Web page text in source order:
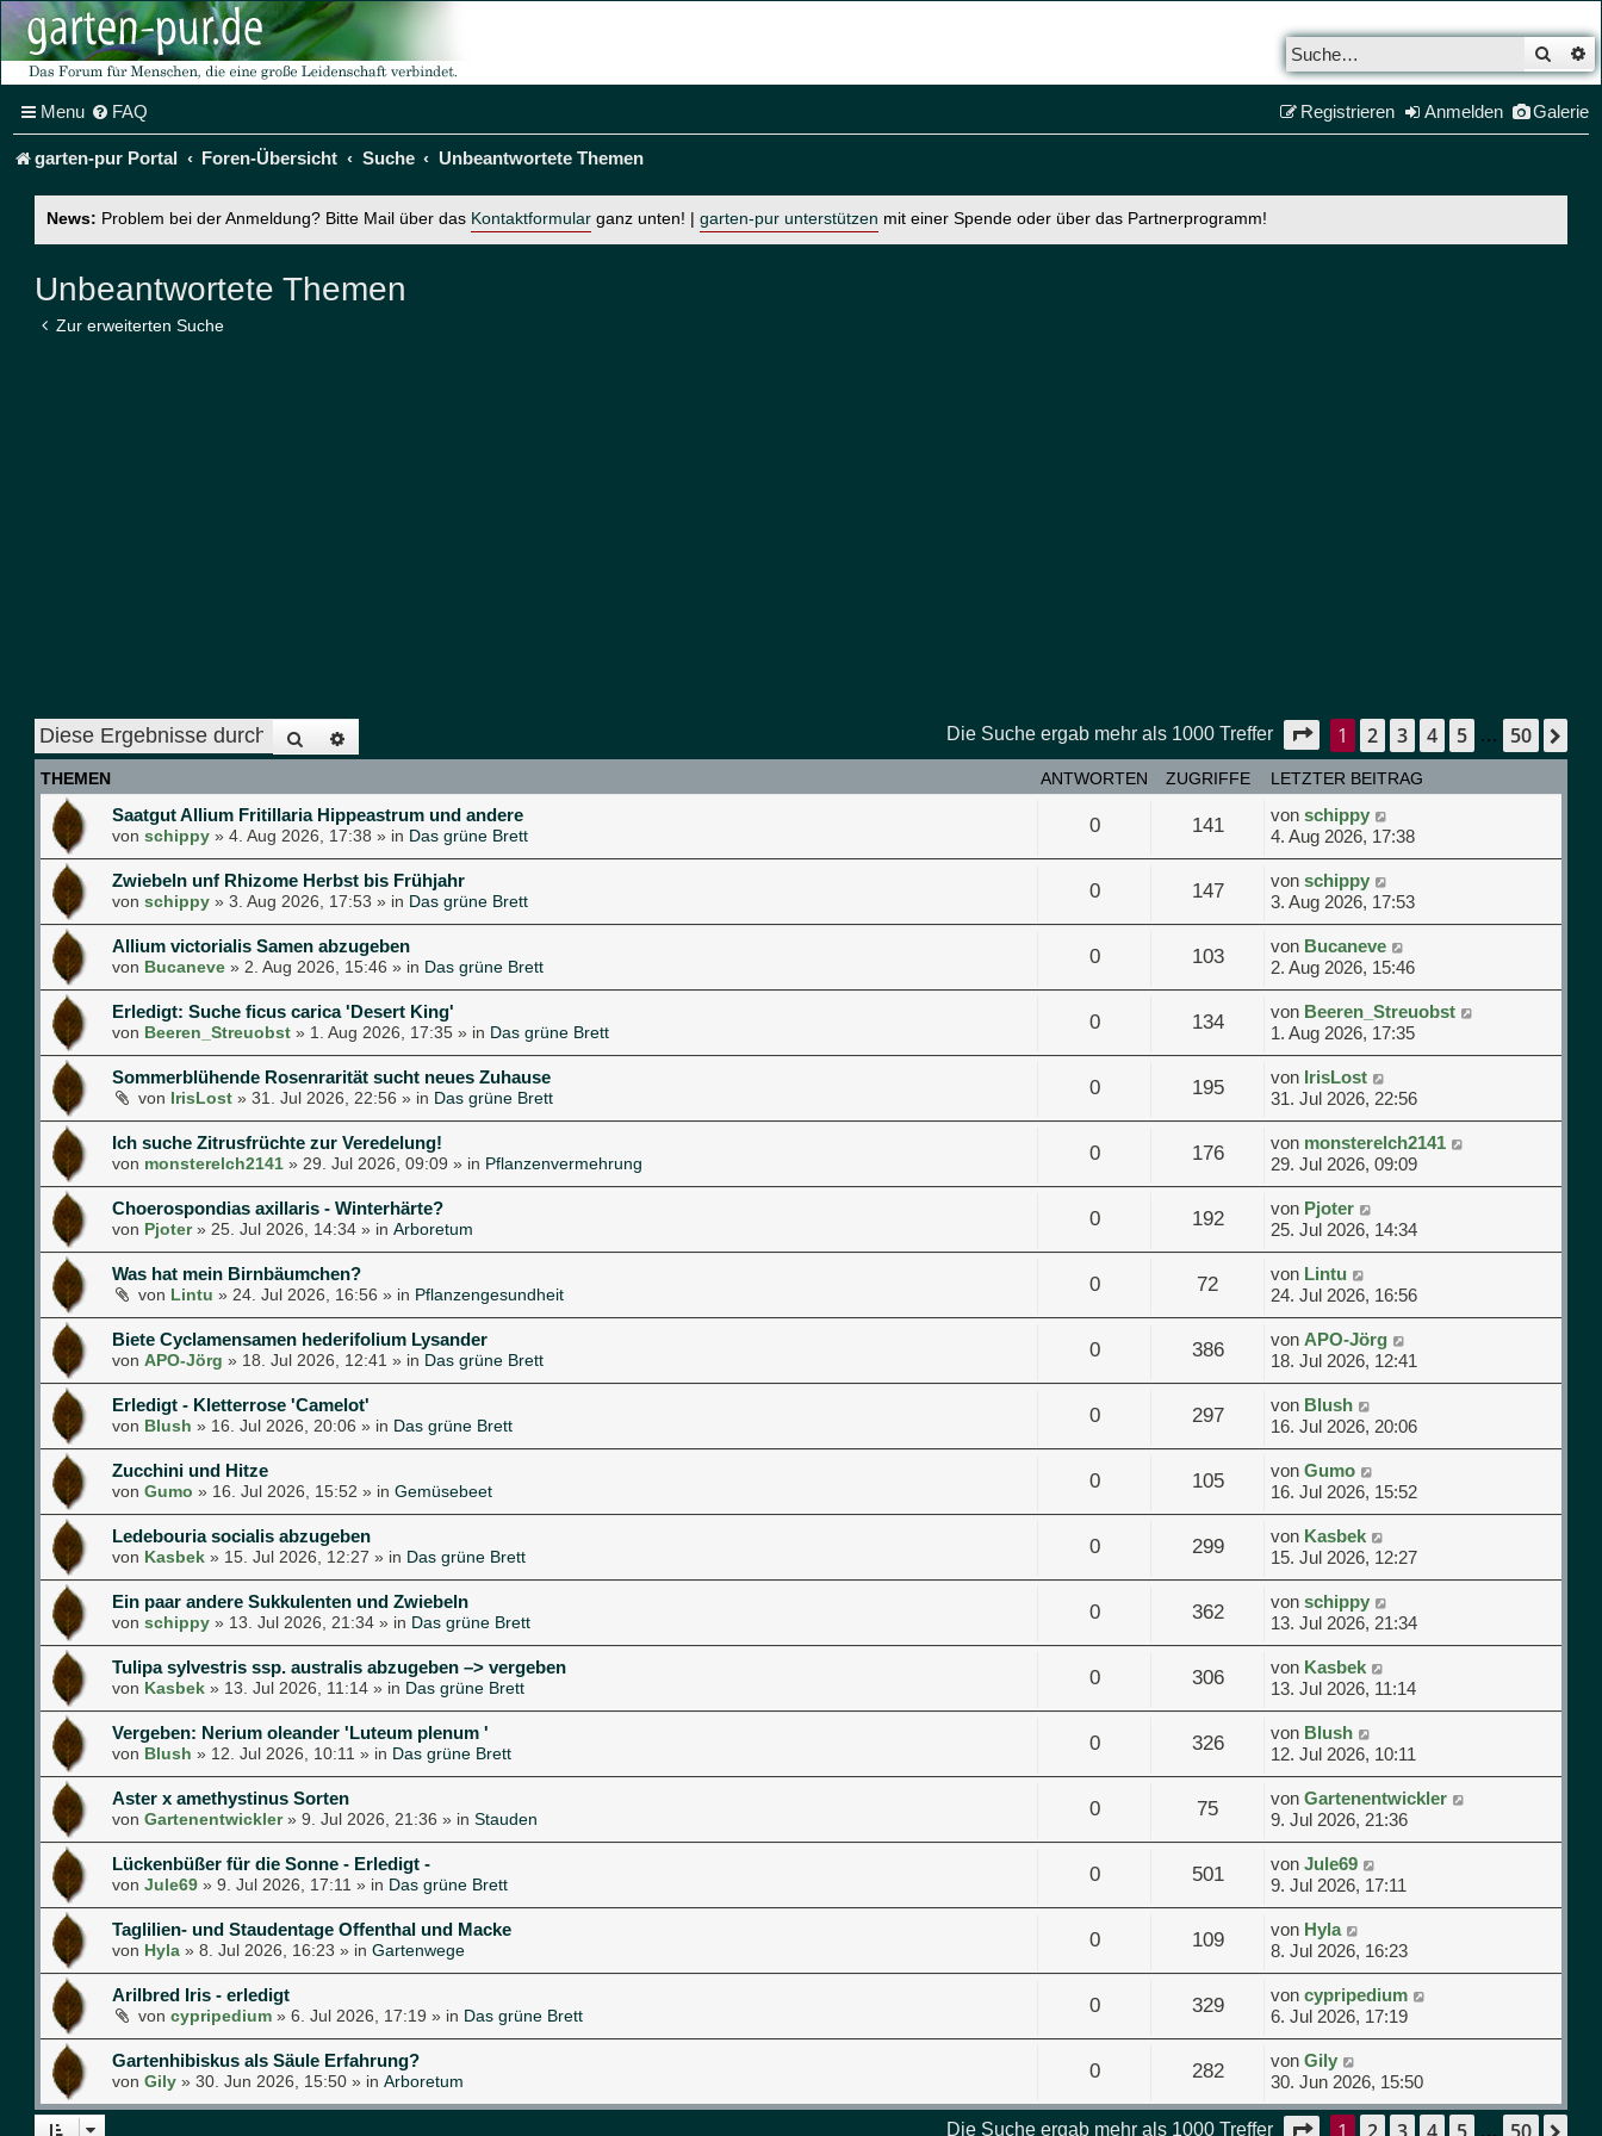
Menu FAQ Galerie
Anmelden
Registrieren
garten-pur Portal Foren-Übersicht Suche Unbeantwortete Themen
News: Problem bei der Anmeldung? Bitte Mail über das Kontaktformular ganz unten! | garten-pur unterstützen mit einer Spende oder über das Partnerprogramm!
Unbeantwortete Themen
Zur erweiterten Suche
Suche Die Suche ergab mehr als 1000 Treffer Seite 1von 50
1 2 3 4 5 … 50
THEMEN ANTWORTEN ZUGRIFFE LETZTER BEITRAG
Saatgut Allium Fritillaria Hippeastrum und andere
von schippy » 4. Aug 2026, 17:38 » in Das grüne Brett 0 141 von schippy
4. Aug 2026, 17:38
Zwiebeln unf Rhizome Herbst bis Frühjahr
von schippy » 3. Aug 2026, 17:53 » in Das grüne Brett 0 147 von schippy
3. Aug 2026, 17:53
Allium victorialis Samen abzugeben
von Bucaneve » 2. Aug 2026, 15:46 » in Das grüne Brett 0 103 von Bucaneve
2. Aug 2026, 15:46
Erledigt: Suche ficus carica 'Desert King'
von Beeren_Streuobst » 1. Aug 2026, 17:35 » in Das grüne Brett 0 134 von Beeren_Streuobst
1. Aug 2026, 17:35
Sommerblühende Rosenrarität sucht neues Zuhause
von IrisLost » 31. Jul 2026, 22:56 » in Das grüne Brett 0 195 von IrisLost
31. Jul 2026, 22:56
Ich suche Zitrusfrüchte zur Veredelung!
von monsterelch2141 » 29. Jul 2026, 09:09 » in Pflanzenvermehrung 0 176 von monsterelch2141
29. Jul 2026, 09:09
Choerospondias axillaris - Winterhärte?
von Pjoter» 25. Jul 2026, 14:34 » in Arboretum 0 192 von Pjoter
25. Jul 2026, 14:34
Was hat mein Birnbäumchen?
von Lintu » 24. Jul 2026, 16:56 » in Pflanzengesundheit 0 72 von Lintu
24. Jul 2026, 16:56
Biete Cyclamensamen hederifolium Lysander
von APO-Jörg » 18. Jul 2026, 12:41 » in Das grüne Brett 0 386 von APO-Jörg
18. Jul 2026, 12:41
Erledigt - Kletterrose 'Camelot'
von Blush » 16. Jul 2026, 20:06 » in Das grüne Brett 0 297 von Blush
16. Jul 2026, 20:06
Zucchini und Hitze
von Gumo » 16. Jul 2026, 15:52 » in Gemüsebeet 0 105 von Gumo
16. Jul 2026, 15:52
Ledebouria socialis abzugeben
von Kasbek » 15. Jul 2026, 12:27 » in Das grüne Brett 0 299 von Kasbek
15. Jul 2026, 12:27
Ein paar andere Sukkulenten und Zwiebeln
von schippy » 13. Jul 2026, 21:34 » in Das grüne Brett 0 362 von schippy
13. Jul 2026, 21:34
Tulipa sylvestris ssp. australis abzugeben –> vergeben
von Kasbek » 13. Jul 2026, 11:14 » in Das grüne Brett 0 306 von Kasbek
13. Jul 2026, 11:14
Vergeben: Nerium oleander 'Luteum plenum '
von Blush » 12. Jul 2026, 10:11 » in Das grüne Brett 0 326 von Blush
12. Jul 2026, 10:11
Aster x amethystinus Sorten
von Gartenentwickler» 9. Jul 2026, 21:36 » in Stauden 0 75 von Gartenentwickler
9. Jul 2026, 21:36
Lückenbüßer für die Sonne - Erledigt -
von Jule69 » 9. Jul 2026, 17:11 » in Das grüne Brett 0 501 von Jule69
9. Jul 2026, 17:11
Taglilien- und Staudentage Offenthal und Macke
von Hyla » 8. Jul 2026, 16:23 » in Gartenwege 0 109 von Hyla
8. Jul 2026, 16:23
Arilbred Iris - erledigt
von cypripedium » 6. Jul 2026, 17:19 » in Das grüne Brett 0 329 von cypripedium
6. Jul 2026, 17:19
Gartenhibiskus als Säule Erfahrung?
von Gily » 30. Jun 2026, 15:50 » in Arboretum 0 282 von Gily
30. Jun 2026, 15:50
Die Suche ergab mehr als 1000 Treffer …